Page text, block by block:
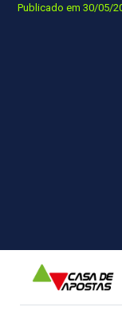
Publicado em 30/05/